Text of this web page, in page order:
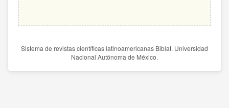
Sistema de revistas científicas latinoamericanas Biblat. Universidad
Nacional Autónoma de México.